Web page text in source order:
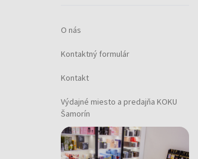
O nás
Kontaktný formulár
Kontakt
Výdajné miesto a predajňa KOKU
Šamorín